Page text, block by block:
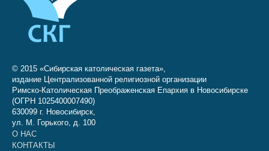
© 2015 «Сибирская католическая газета»,
издание Централизованной религиозной организации
Римско-Католическая Преображенская Епархия в Новосибирске
(ОГРН 1025400007490)
630099 г. Новосибирск,
ул. М. Горького, д. 100
О НАС
КОНТАКТЫ